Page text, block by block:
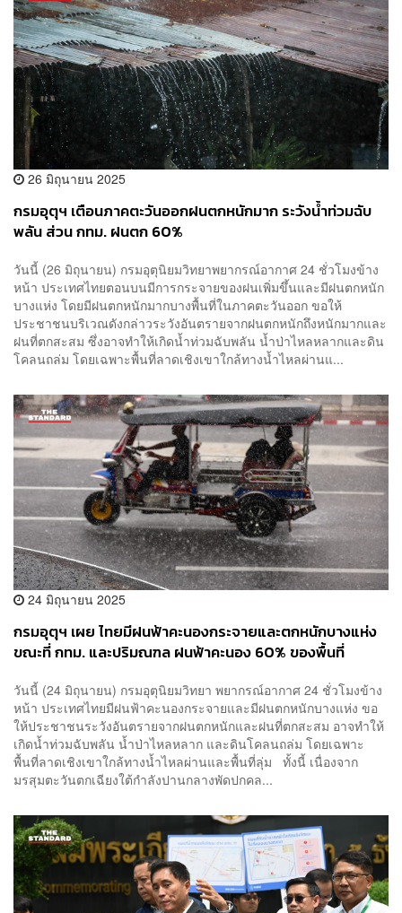
26 มิถุนายน 2025
กรมอุตุฯ เตือนภาคตะวันออกฝนตกหนักมาก ระวังน้ำท่วมฉับ
พลัน ส่วน กทม. ฝนตก 60%
วันนี้ (26 มิถุนายน) กรมอุตุนิยมวิทยาพยากรณ์อากาศ 24 ชั่วโมงข้าง
หน้า ประเทศไทยตอนบนมีการกระจายของฝนเพิ่มขึ้นและมีฝนตกหนัก
บางแห่ง โดยมีฝนตกหนักมากบางพื้นที่ในภาคตะวันออก ขอให้
ประชาชนบริเวณดังกล่าวระวังอันตรายจากฝนตกหนักถึงหนักมากและ
ฝนที่ตกสะสม ซึ่งอาจทำให้เกิดน้ำท่วมฉับพลัน น้ำป่าไหลหลากและดิน
โคลนถล่ม โดยเฉพาะพื้นที่ลาดเชิงเขาใกล้ทางน้ำไหลผ่านแ...
24 มิถุนายน 2025
กรมอุตุฯ เผย ไทยมีฝนฟ้าคะนองกระจายและตกหนักบางแห่ง
ขณะที่ กทม. และปริมณฑล ฝนฟ้าคะนอง 60% ของพื้นที่
วันนี้ (24 มิถุนายน) กรมอุตุนิยมวิทยา พยากรณ์อากาศ 24 ชั่วโมงข้าง
หน้า ประเทศไทยมีฝนฟ้าคะนองกระจายและมีฝนตกหนักบางแห่ง ขอ
ให้ประชาชนระวังอันตรายจากฝนตกหนักและฝนที่ตกสะสม อาจทำให้
เกิดน้ำท่วมฉับพลัน น้ำป่าไหลหลาก และดินโคลนถล่ม โดยเฉพาะ
พื้นที่ลาดเชิงเขาใกล้ทางน้ำไหลผ่านและพื้นที่ลุ่ม ทั้งนี้ เนื่องจาก
มรสุมตะวันตกเฉียงใต้กำลังปานกลางพัดปกคล...